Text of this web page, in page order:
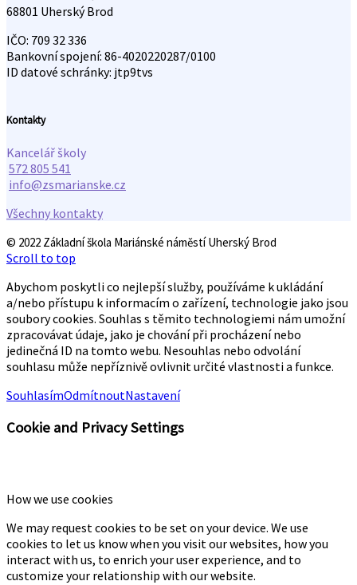
68801 Uherský Brod
IČO: 709 32 336
Bankovní spojení: 86-4020220287/0100
ID datové schránky: jtp9tvs
Kontakty
Kancelář školy
572 805 541
info@zsmarianske.cz
Všechny kontakty
© 2022 Základní škola Mariánské náměstí Uherský Brod
Scroll to top
Abychom poskytli co nejlepší služby, používáme k ukládání
a/nebo přístupu k informacím o zařízení, technologie jako jsou
soubory cookies. Souhlas s těmito technologiemi nám umožní
zpracovávat údaje, jako je chování při procházení nebo
jedinečná ID na tomto webu. Nesouhlas nebo odvolání
souhlasu může nepříznivě ovlivnit určité vlastnosti a funkce.
SouhlasímOdmítnoutNastavení
Cookie and Privacy Settings
How we use cookies
We may request cookies to be set on your device. We use
cookies to let us know when you visit our websites, how you
interact with us, to enrich your user experience, and to
customize your relationship with our website.